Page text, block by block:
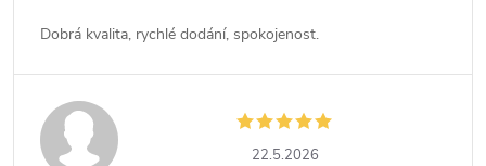
Dobrá kvalita, rychlé dodání, spokojenost.
22.5.2026